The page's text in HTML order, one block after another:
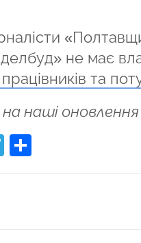
не має
та
наші
Telegram
Поділитися